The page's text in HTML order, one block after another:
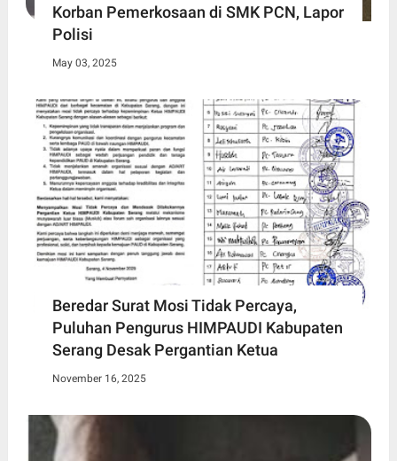
Korban Pemerkosaan di SMK PCN, Lapor
Polisi
May 03, 2025
Beredar Surat Mosi Tidak Percaya,
Puluhan Pengurus HIMPAUDI Kabupaten
Serang Desak Pergantian Ketua
November 16, 2025